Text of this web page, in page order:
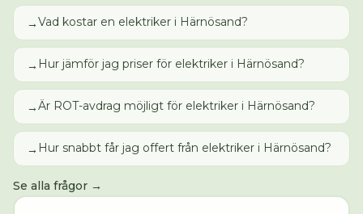
→Vad kostar en elektriker i Härnösand?
→ Hur jämför jag priser för elektriker i Härnösand?
→Är ROT-avdrag möjligt för elektriker i Härnösand?
→ Hur snabbt får jag offert från elektriker i Härnösand?
Se alla frågor →